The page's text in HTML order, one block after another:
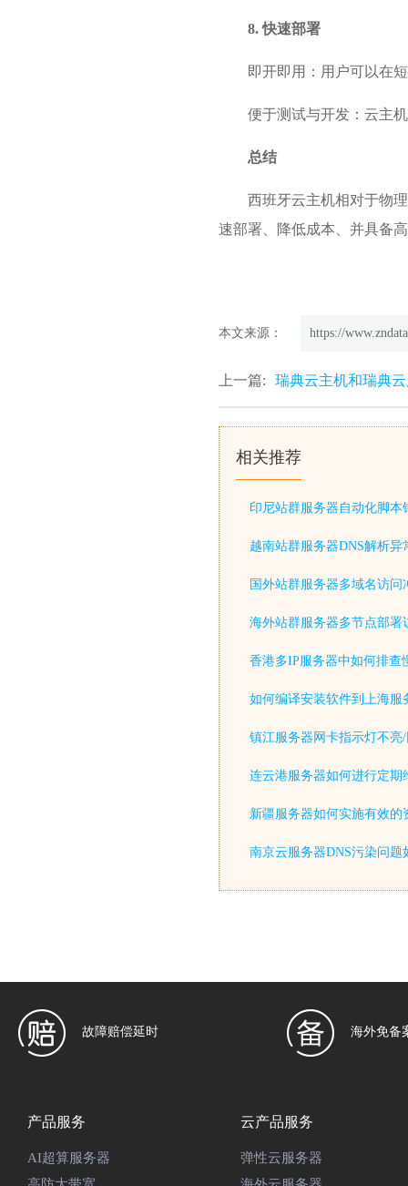
8. 快速部署
即开即用：用户可以在
便于测试与开发：云主
总结
西班牙云主机相对于物
速部署、降低成本、并具备
本文来源： https://
上一篇: 瑞典云主机和瑞典
相关推荐
印尼站群服务器自动化脚本
越南站群服务器DNS解析异
国外站群服务器多域名访问
海外站群服务器多节点部署
香港多IP服务器中如何排查
如何编译安装软件到上海服
镇江服务器网卡指示灯不亮
连云港服务器如何进行定期
新疆服务器如何实施有效的
南京云服务器DNS污染问题
故障赔偿延时 海外免备
产品服务
AI超算服务器
云产品服务
弹性云服务器